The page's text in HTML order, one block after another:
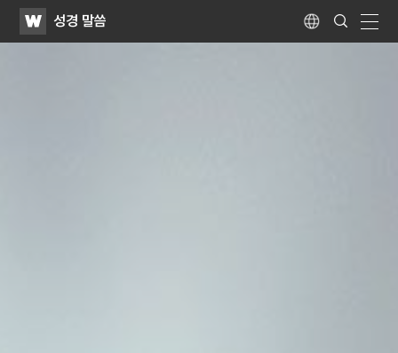
WATV성경 말씀 Language
Search
Submit